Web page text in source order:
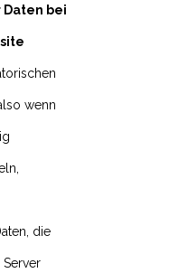
bei
wenn
die
Server